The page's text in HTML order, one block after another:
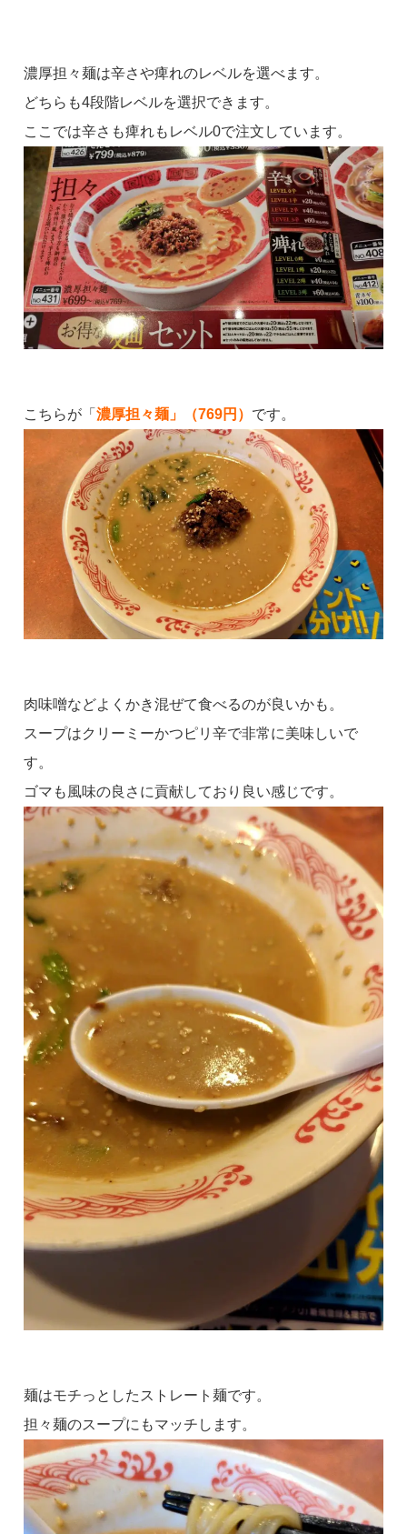
濃厚担々麺は辛さや痺れのレベルを選べます。
どちらも4段階レベルを選択できます。
ここでは辛さも痺れもレベル0で注文しています。
こちらが「 濃厚担々麺」（769円） です。
肉味噌などよくかき混ぜて食べるのが良いかも。
スープはクリーミーかつピリ辛で非常に美味しいで
す。
ゴマも風味の良さに貢献しており良い感じです。
麺はモチっとしたストレート麺です。
担々麺のスープにもマッチします。